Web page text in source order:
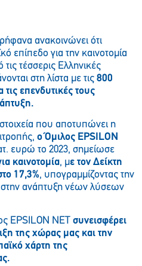
ανακοινώνει ότι
επίπεδο για την καινοτομία
τέσσερις Ελληνικές
στη λίστα με τις 800
επενδυτικές τους
που αποτυπώνει η
ο Όμιλος EPSILON
ευρώ το 2023, σημείωσε
καινοτομία, με τον Δείκτη
17,3%, υπογραμμίζοντας την
ανάπτυξη νέων λύσεων
EPSILON NET συνεισφέρει
της χώρας μας και την
χάρτη της